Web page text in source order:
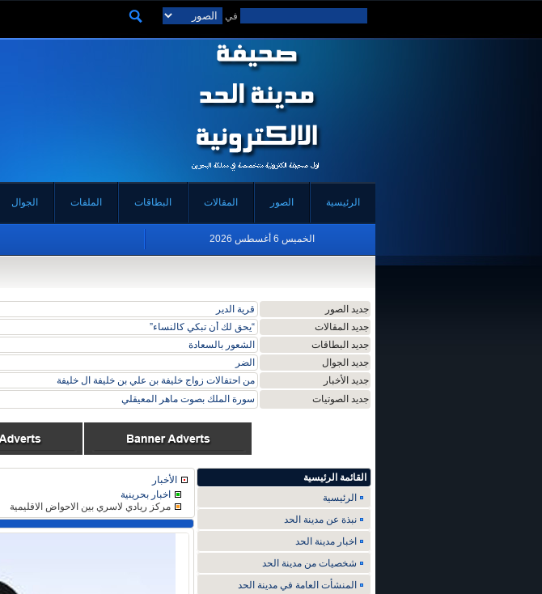
في
الرئيسية الصور المقالات البطاقات الملفات الجوال
الخميس 6 أغسطس 2026
جديد الصور
قرية الدير
جديد المقالات
“يحق لك أن تبكي كالنساء”
جديد البطاقات
الشعور بالسعادة
جديد الجوال
الضر
جديد الأخبار
من احتفالات زواج خليفة بن علي بن خليفة ال خليفة
جديد الصوتيات
سورة الملك بصوت ماهر المعيقلي
القائمة الرئيسية
الرئيسية
نبذة عن مدينة الحد
اخبار مدينة الحد
شخصيات من مدينة الحد
المنشأت العامة في مدينة الحد
الأخبار
اخبار بحرينية
مركز ريادي لاسري بين الاحواض الاقليمية